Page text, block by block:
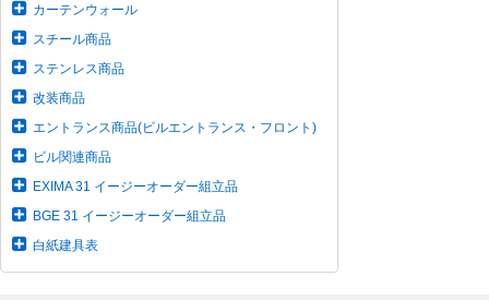
カーテンウォール
スチール商品
ステンレス商品
改装商品
エントランス商品(ビルエントランス・フロント)
ビル関連商品
EXIMA 31 イージーオーダー組立品
BGE 31 イージーオーダー組立品
白紙建具表